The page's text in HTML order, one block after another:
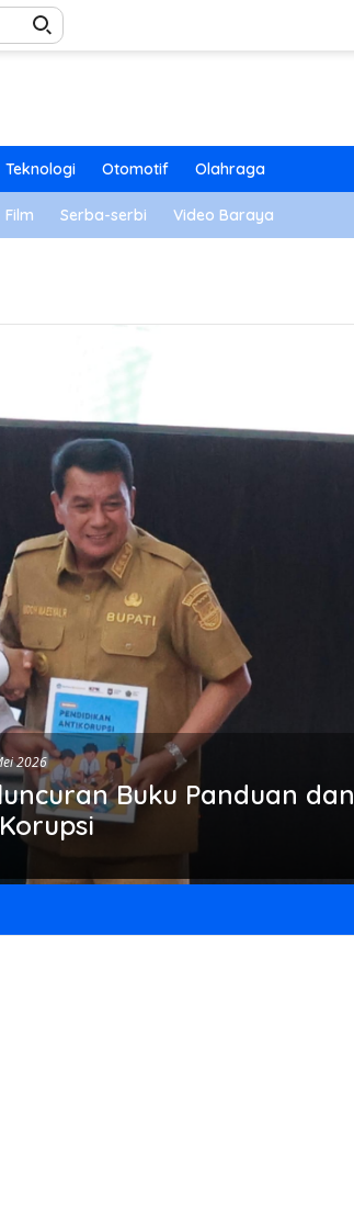
Teknologi Otomotif Olahraga
Film Serba-serbi Video Baraya
2026
Buku Panduan dan